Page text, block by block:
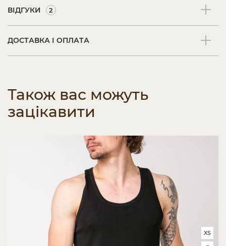
ВІДГУКИ 2
ДОСТАВКА І ОПЛАТА
Також вас можуть
зацікавити
XS